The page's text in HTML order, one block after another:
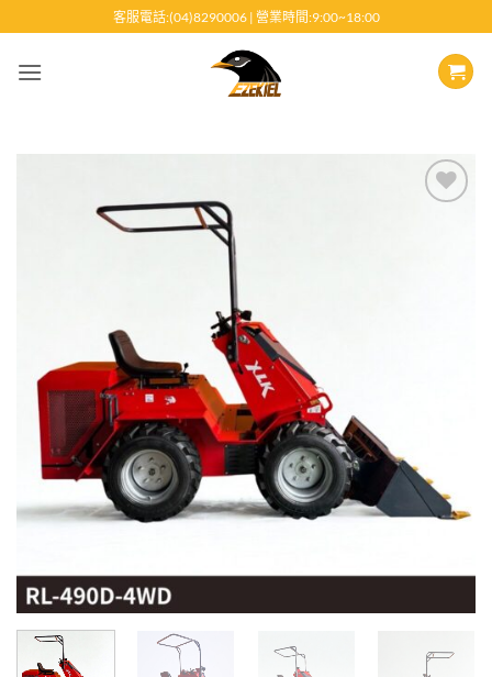
至
客服電話:(04)8290006 | 營業時間:9:00~18:00